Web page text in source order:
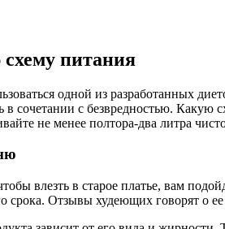
питания
одной из разработанных
в сочетании с безвредностью.
не менее полтора-два литра
влезть в старое платье, вам
срока. Отзывы худеющих говорят